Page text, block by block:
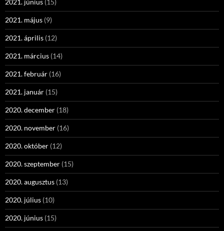
2021. június (15)
2021. május (9)
2021. április (12)
2021. március (14)
2021. február (16)
2021. január (15)
2020. december (18)
2020. november (16)
2020. október (12)
2020. szeptember (15)
2020. augusztus (13)
2020. július (10)
2020. június (15)